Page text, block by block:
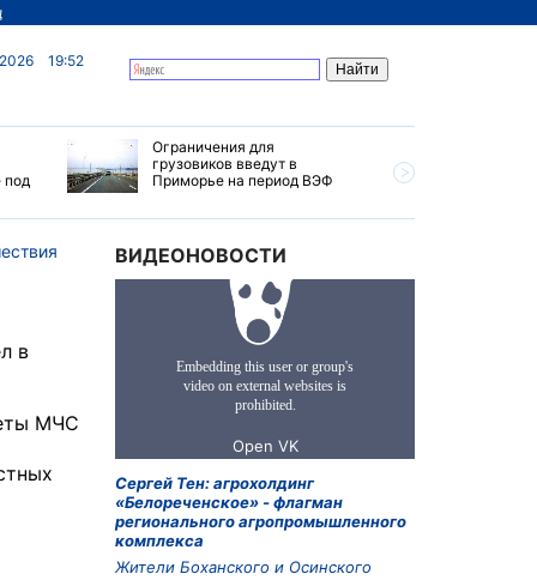
19:52
под
Ограничения для
грузовиков введут в
Приморье на период ВЭФ
в
МЧС
ВИДЕОНОВОСТИ
Сергей Тен: агрохолдинг
«Белореченское» - флагман
регионального агропромышленного
комплекса
Жители Боханского и Осинского